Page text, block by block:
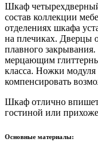
Шкаф
состав коллекции
отделениях шкафа
на плечиках. Дверцы
плавного
мерцающим
класса. Ножки модуля
компенсировать
Шкаф отлично
гостиной или
Основные материалы: